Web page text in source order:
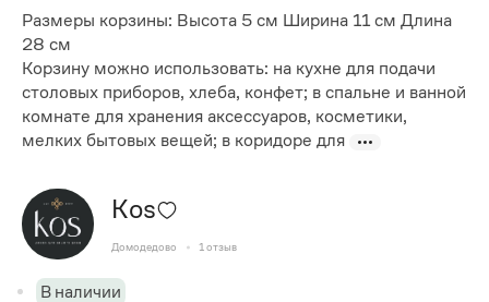
Размеры корзины: Высота 5 см Ширина 11 см Длина
28 см
Корзину можно использовать: на кухне для подачи
столовых приборов, хлеба, конфет; в спальне и ванной
комнате для хранения аксессуаров, косметики,
мелких бытовых вещей; в коридоре для
Kos
Домодедово 1 отзыв
В наличии